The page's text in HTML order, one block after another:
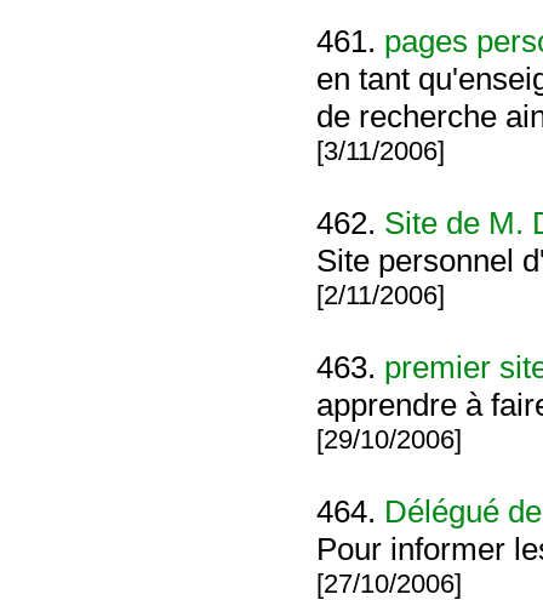
461. pages
en tant
de recherche
[3/11/2006]
462. Site de M.
Site personnel
[2/11/2006]
463. premier
apprendre à
[29/10/2006]
464. Délégué
Pour informer
[27/10/2006]